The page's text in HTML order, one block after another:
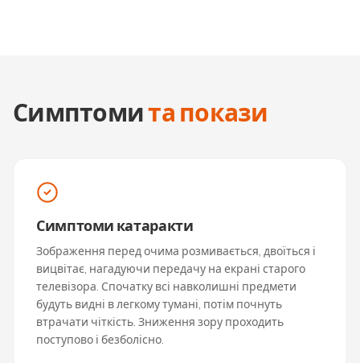
Симптомита покази
Симптоми катаракти
Зображення перед очима розмивається, двоїться і
вицвітає, нагадуючи передачу на екрані старого
телевізора. Спочатку всі навколишні предмети
будуть видні в легкому тумані, потім почнуть
втрачати чіткість. Зниження зору проходить
поступово і безболісно.